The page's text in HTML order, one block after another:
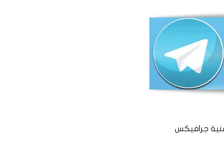
جرافيكس